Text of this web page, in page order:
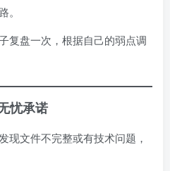
复盘一次，根据自己的弱点调
忧承诺
现文件不完整或有技术问题，